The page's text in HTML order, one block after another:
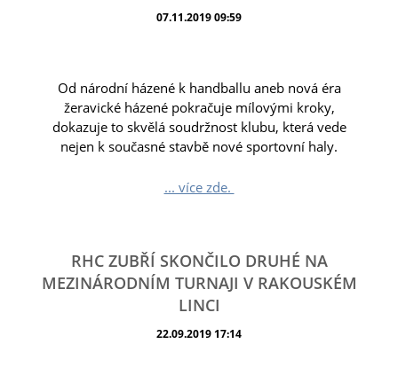
07.11.2019 09:59
Od národní házené k handballu aneb nová éra
žeravické házené pokračuje mílovými kroky,
dokazuje to skvělá soudržnost klubu, která vede
nejen k současné stavbě nové sportovní haly.
... více zde.
RHC ZUBŘÍ SKONČILO DRUHÉ NA
MEZINÁRODNÍM TURNAJI V RAKOUSKÉM
LINCI
22.09.2019 17:14